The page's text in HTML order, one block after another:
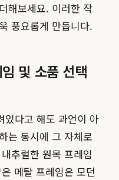
해보세요. 이러한 작
풍요롭게 만듭니다.
및 소품 선택
있다고 해도 과언이 아
는 동시에 그 자체로
추럴한 원목 프레임
메탈 프레임은 모던